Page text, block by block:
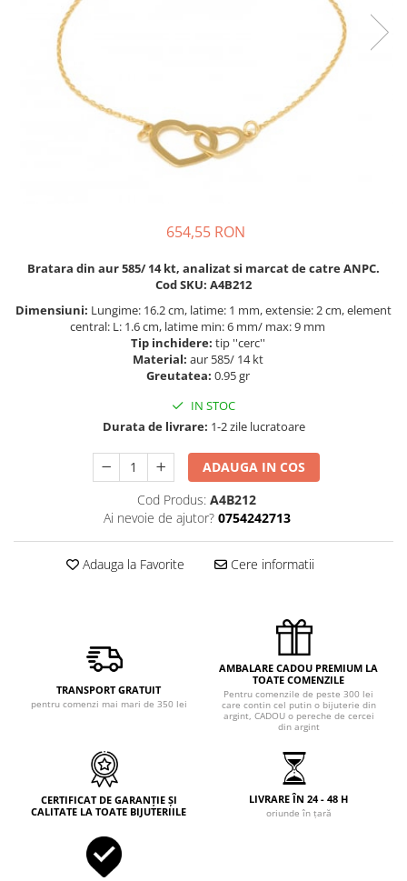
PIERCING
SETURI BIJUTERII
ACE DE CRAVATA
BRATARI PENTRU PICIOR
BUTONI
BRATARA TIP ROZARIU
LANTURI TIP ROZARIU
654,55 RON
Bratara din aur 585/ 14 kt, analizat si marcat de catre ANPC.
Cod SKU: A4B212
Dimensiuni: Lungime: 16.2 cm, latime: 1 mm, extensie: 2 cm, element
central: L: 1.6 cm, latime min: 6 mm/ max: 9 mm
Tip inchidere: tip ''cerc''
Material: aur 585/ 14 kt
Greutatea: 0.95 gr
IN STOC
Durata de livrare: 1-2 zile lucratoare
ADAUGA IN COS
Cod Produs: A4B212
Ai nevoie de ajutor? 0754242713
Adauga la Favorite Cere informatii
TRANSPORT GRATUIT
pentru comenzi mai mari de 350 lei
AMBALARE CADOU PREMIUM LA
TOATE COMENZILE
Pentru comenzile de peste 300 lei
care contin cel putin o bijuterie din
argint, CADOU o pereche de cercei
din argint
CERTIFICAT DE GARANȚIE ȘI
CALITATE LA TOATE BIJUTERIILE
LIVRARE ÎN 24 - 48 H
oriunde în țară